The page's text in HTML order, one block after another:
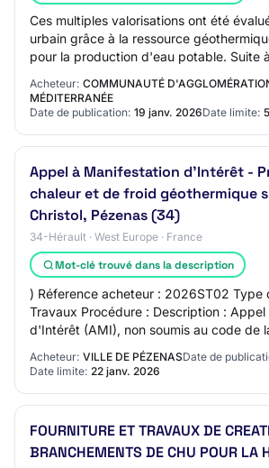
Ces multiples valorisations ont été
urbain grâce à la ressource
pour la production d'eau potable. Suite
d'opportunité et de faisabilit…
Acheteur: COMMUNAUTÉ
MÉDITERRANÉE
Date de publication: 19 janv. 2026Date limite:
Appel à Manifestation d'Intérêt -
chaleur et de froid géothermique
Christol, Pézenas (34)
34-Hérault · West Europe · France
Mot-clé trouvé dans la description
) Réference acheteur : 2026ST02 Type
Travaux Procédure : Description :
d'Intérêt (AMI), non soumis au code de
publique, pour la conception, le
Acheteur: VILLE DE PÉZENASDate de
Date limite: 22 janv. 2026
FOURNITURE ET TRAVAUX DE
BRANCHEMENTS DE CHU POUR LA